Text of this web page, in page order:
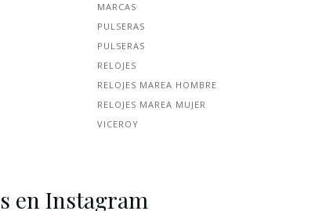
MARCAS
PULSERAS
PULSERAS
RELOJES
RELOJES MAREA HOMBRE
RELOJES MAREA MUJER
VICEROY
en Instagram